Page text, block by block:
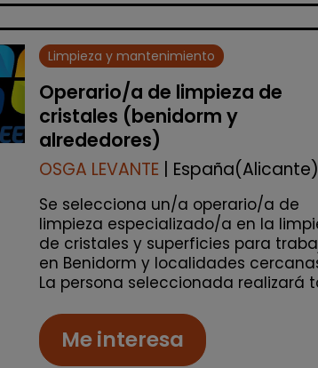
Limpieza y mantenimiento
Operario/a de limpieza de
cristales (benidorm y
alrededores)
OSGA LEVANTE | España(Alicante)
Se selecciona un/a operario/a de
limpieza especializado/a en la
de cristales y superficies para
en Benidorm y localidades
La persona seleccionada realizará
Me interesa